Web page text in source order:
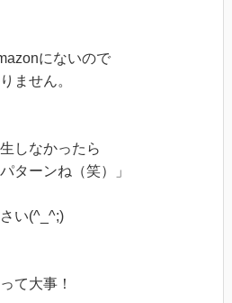
にないので
ません。
しなかったら
ターンね（笑）」
い(^_^;)
て大事！